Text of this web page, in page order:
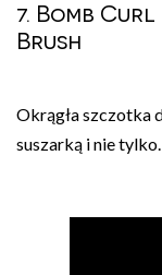
7. Bomb
Brush
Okrągła szczotka
suszarką i nie